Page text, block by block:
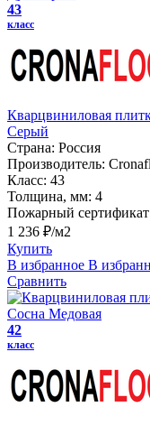
43
класс
Кварцвиниловая
Серый
Страна: Россия
Производитель:
Класс: 43
Толщина, мм: 4
Пожарный
1 236 ₽/м2
Купить
В избранное В
Сравнить
42
класс